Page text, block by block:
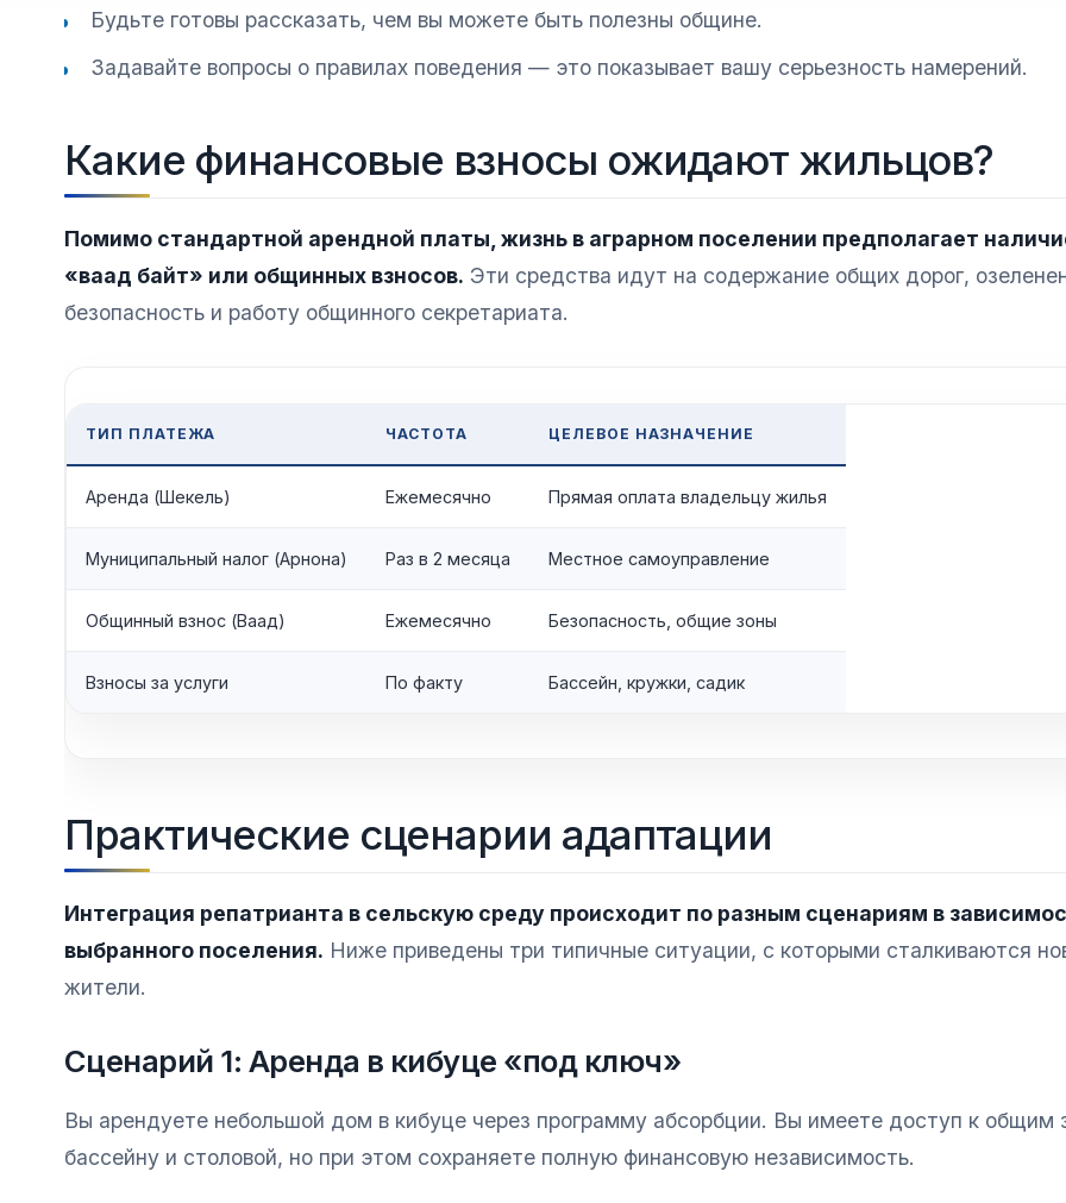
Будьте готовы рассказать, чем вы можете быть полезны общине.
Задавайте вопросы о правилах поведения — это показывает вашу серьезность намерений.
Какие финансовые взносы ожидают жильцов?
Помимо стандартной арендной платы, жизнь в аграрном поселении предполагает
«ваад байт» или общинных взносов. Эти средства идут на содержание общих дорог,
безопасность и работу общинного секретариата.
ТИП ПЛАТЕЖА ЧАСТОТА ЦЕЛЕВОЕ НАЗНАЧЕНИЕ
Аренда (Шекель) Ежемесячно Прямая оплата владельцу жилья
Муниципальный налог (Арнона) Раз в 2 месяца Местное самоуправление
Общинный взнос (Ваад) Ежемесячно Безопасность, общие зоны
Взносы за услуги По факту Бассейн, кружки, садик
Практические сценарии адаптации
Интеграция репатрианта в сельскую среду происходит по разным сценариям в
выбранного поселения. Ниже приведены три типичные ситуации, с которыми сталкиваются
жители.
Сценарий 1: Аренда в кибуце «под ключ»
Вы арендуете небольшой дом в кибуце через программу абсорбции. Вы имеете доступ к общим
бассейну и столовой, но при этом сохраняете полную финансовую независимость.